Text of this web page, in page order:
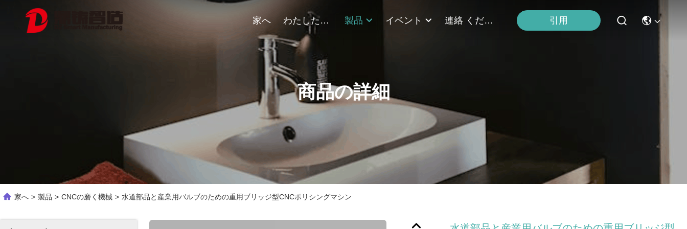
家へ わたしたち に つい て 製品 イベント 連絡 ください 引用
商品の詳細
家へ > 製品 > CNCの磨く機械 > 水道部品と産業用バルブのための重用ブリッジ型CNCポリシングマシン